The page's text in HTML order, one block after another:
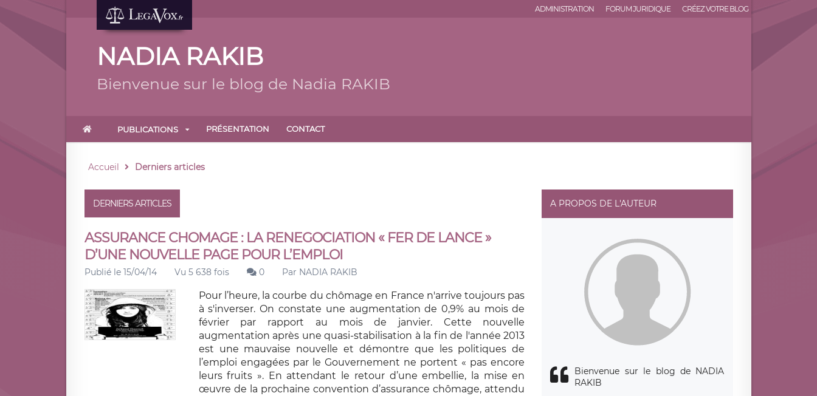
ADMINISTRATION FORUM JURIDIQUE CRÉEZ VOTRE BLOG
NADIA RAKIB
Bienvenue sur le blog de Nadia RAKIB
PUBLICATIONS PRÉSENTATION CONTACT
Accueil Derniers articles
DERNIERS ARTICLES
ASSURANCE CHOMAGE : LA RENEGOCIATION « FER DE LANCE »
D’UNE NOUVELLE PAGE POUR L’EMPLOI
Publié le 15/04/14 Vu 5 638 fois 0 Par NADIA RAKIB
Pour l’heure, la courbe du chômage en France n'arrive toujours pas
à s'inverser. On constate une augmentation de 0,9% au mois de
février par rapport au mois de janvier. Cette nouvelle
augmentation après une quasi-stabilisation à la fin de l'année 2013
est une mauvaise nouvelle et démontre que les politiques de
l’emploi engagées par le Gouvernement ne portent « pas encore
leurs fruits ». En attendant le retour d’une embellie, la mise en
œuvre de la prochaine convention d’assurance chômage, attendu
A PROPOS DE L'AUTEUR
Bienvenue sur le blog de NADIA
RAKIB